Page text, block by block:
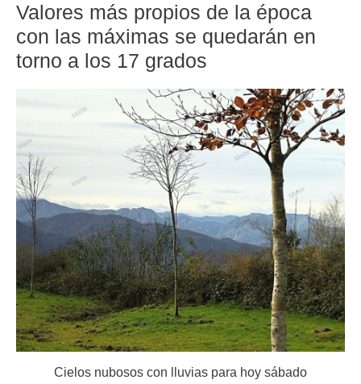
Valores más propios de la época
con las máximas se quedarán en
torno a los 17 grados
Cielos nubosos con lluvias para hoy sábado